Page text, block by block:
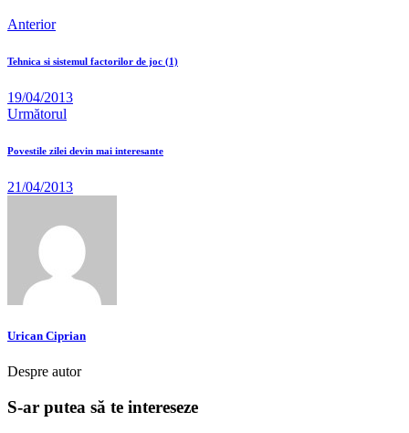
Anterior
Tehnica si sistemul factorilor de joc (1)
19/04/2013
Următorul
Povestile zilei devin mai interesante
21/04/2013
Urican Ciprian
Despre autor
S-ar putea să te intereseze